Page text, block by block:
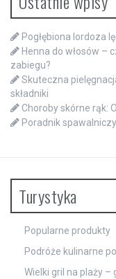
Pogłębiona lordoza
Henna do włosów –
zabiegu?
Skuteczna
składniki
Choroby skórne rąk:
Poradnik
Turystyka
Popularne produkty
Podróże kulinarne
Wielki gril na plaży